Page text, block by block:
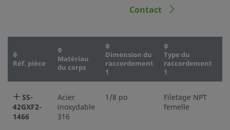
Contact
Réf. pièce
Matériau
du corps
Dimension du
raccordement
1
Type du
raccordement
1
SS-
42GXF2-
1466
Acier
inoxydable
316
1/8 po
Filetage NPT
femelle